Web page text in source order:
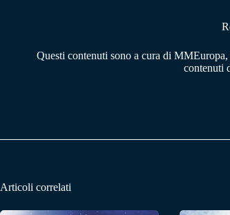
Questi contenuti sono a cura di
contenuti
Articoli correlati